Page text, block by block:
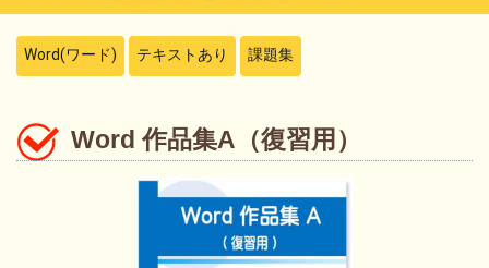
Word(ワード) テキストあり 課題集
Word 作品集A（復習用）